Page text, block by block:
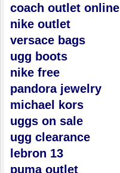
coach outlet online
nike outlet
versace bags
ugg boots
nike free
pandora jewelry
michael kors
uggs on sale
ugg clearance
lebron 13
puma outlet